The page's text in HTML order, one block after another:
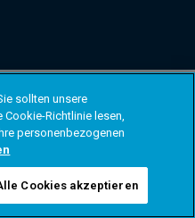
sollten unsere
Richtlinie lesen,
personenbezogenen
Cookies akzeptieren